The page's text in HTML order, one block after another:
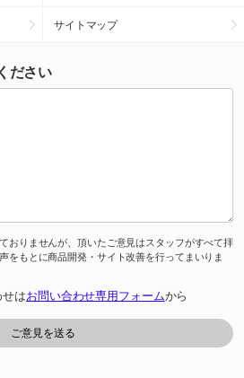
サイトマップ
ださい
おりませんが、頂いたご意見はスタッフがすべて拝
をもとに商品開発・サイト改善を行ってまいりま
はお問い合わせ専用フォームから